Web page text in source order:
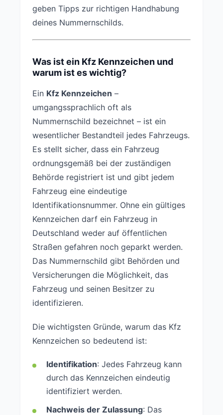
geben Tipps zur richtigen Handhabung
deines Nummernschilds.
Was ist ein Kfz Kennzeichen und
warum ist es wichtig?
Ein Kfz Kennzeichen –
umgangssprachlich oft als
Nummernschild bezeichnet – ist ein
wesentlicher Bestandteil jedes Fahrzeugs.
Es stellt sicher, dass ein Fahrzeug
ordnungsgemäß bei der zuständigen
Behörde registriert ist und gibt jedem
Fahrzeug eine eindeutige
Identifikationsnummer. Ohne ein gültiges
Kennzeichen darf ein Fahrzeug in
Deutschland weder auf öffentlichen
Straßen gefahren noch geparkt werden.
Das Nummernschild gibt Behörden und
Versicherungen die Möglichkeit, das
Fahrzeug und seinen Besitzer zu
identifizieren.
Die wichtigsten Gründe, warum das Kfz
Kennzeichen so bedeutend ist:
Identifikation: Jedes Fahrzeug kann
durch das Kennzeichen eindeutig
identifiziert werden.
Nachweis der Zulassung: Das